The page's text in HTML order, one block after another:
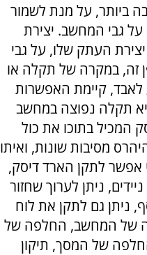
ביותר, על מנת לשמור
גבי המחשב. יצירת
העתק שלו, על גבי
זה, במקרה של תקלה או
קיימת האפשרות
תקלה נפוצה במחשב
המכיל בתוכו את כול
מסיבות שונות, ואיתו
אפשר לתקן הארד דיסק,
ניתן לערוך שחזור
ניתן גם לתקן את לוח
של המחשב, החלפה של
של המסך, תיקון